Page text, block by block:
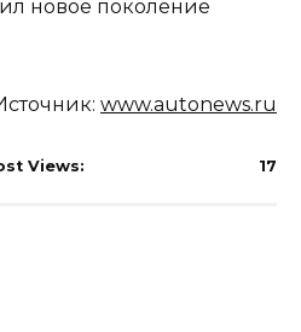
www.autonews.ru
Views: 17